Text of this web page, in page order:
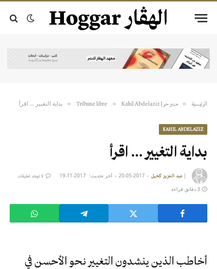
الرئيسية » منبر حر | Tribune libre » Kahil Abdelaziz
» بداية التغيير … اقرأ
KAHIL ABDELAZIZ
بداية التغيير … اقرأ
| عبد العزيز كحيل 2017-05-20 آخر تحديث: 2017-11-19 لا توجد تعليقات
3 دقائق قراءة
أخاطب الذين ينشدون التغيير نحو الأحسن في